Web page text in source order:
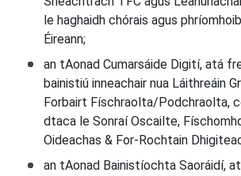
le haghaidh chórais agus
Éireann;
an tAonad Cumarsáide Digití, atá
bainistiú inneachair nua Láithreáin
Forbairt Físchraolta/Podchraolta,
dtaca le Sonraí Oscailte,
Oideachas & For-Rochtain
an tAonad Bainistíochta Saoráidí,